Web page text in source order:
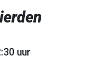
uur